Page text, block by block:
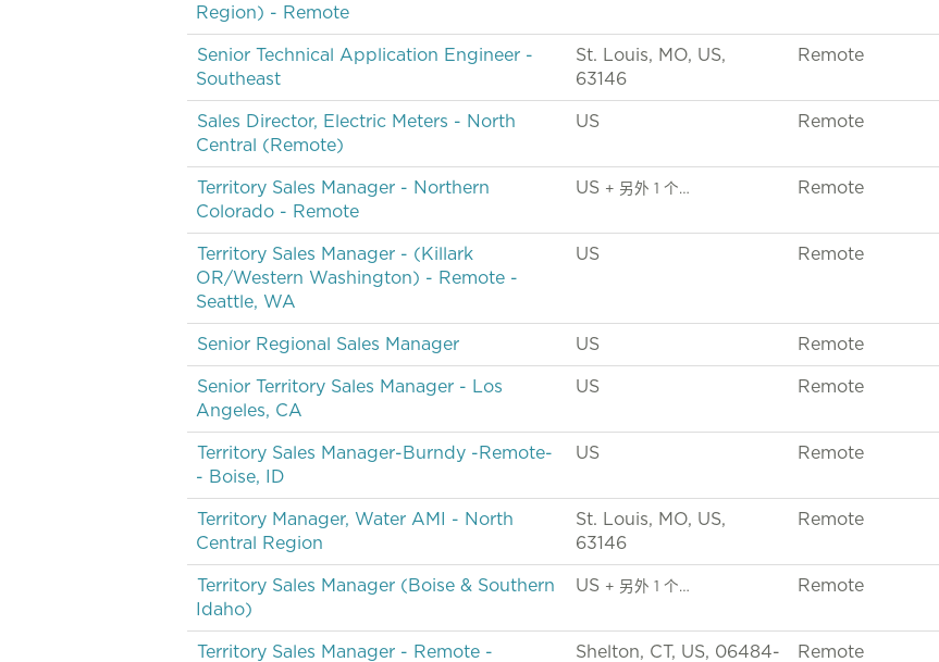
Region) - Remote
Senior Technical Application Engineer -
Southeast
St. Louis, MO, US,
63146
Remote
Sales Director, Electric Meters - North
Central (Remote)
US Remote
Territory Sales Manager - Northern
Colorado - Remote
US + 另外 1 个… Remote
Territory Sales Manager - (Killark
OR/Western Washington) - Remote -
Seattle, WA
US Remote
Senior Regional Sales Manager US Remote
Senior Territory Sales Manager - Los
Angeles, CA
US Remote
Territory Sales Manager-Burndy -Remote-
- Boise, ID
US Remote
Territory Manager, Water AMI - North
Central Region
St. Louis, MO, US,
63146
Remote
Territory Sales Manager (Boise & Southern
Idaho)
US + 另外 1 个… Remote
Territory Sales Manager - Remote -
Shelton, CT, US, 06484-
Remote